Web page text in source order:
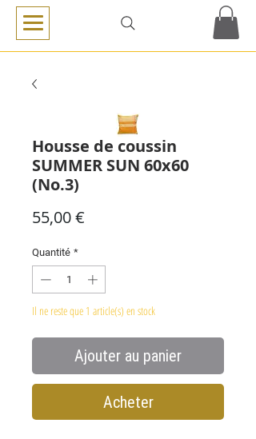
Housse de coussin
SUMMER SUN 60x60
(No.3)
55,00 €
Quantité *
Il ne reste que 1 article(s) en stock
Ajouter au panier
Acheter